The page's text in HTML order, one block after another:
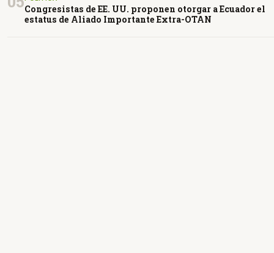
Congresistas de EE. UU. proponen otorgar a Ecuador el
estatus de Aliado Importante Extra-OTAN